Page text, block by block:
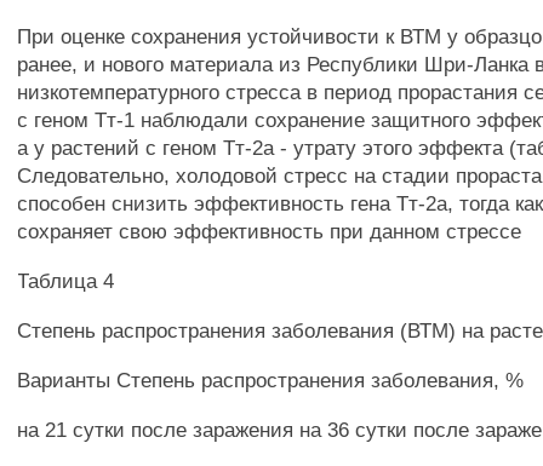
При оценке сохранения устойчивости к ВТМ у
ранее, и нового материала из Республики Шри-Ланка
низкотемпературного стресса в период прорастания
с геном Тт-1 наблюдали сохранение защитного
а у растений с геном Тт-2а - утрату этого эффекта
Следовательно, холодовой стресс на стадии
способен снизить эффективность гена Тт-2а, тогда
сохраняет свою эффективность при данном стрессе
Таблица 4
Степень распространения заболевания (ВТМ) на
Варианты Степень распространения заболевания, %
на 21 сутки после заражения на 36 сутки после